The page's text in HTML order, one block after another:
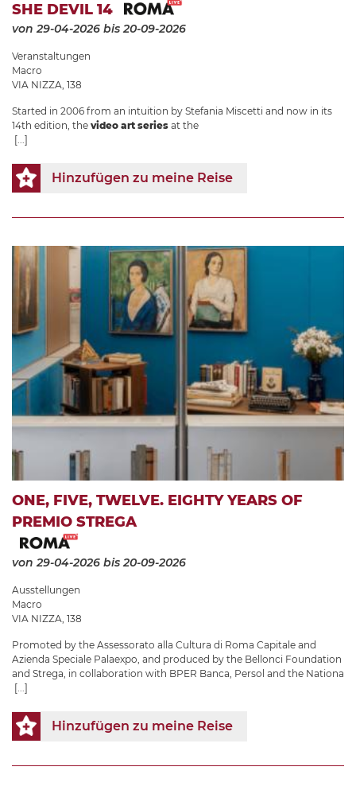
SHE DEVIL 14
von 29-04-2026 bis 20-09-2026
Veranstaltungen
Macro
VIA NIZZA, 138
Started in 2006 from an intuition by Stefania Miscetti and now in its
14th edition, the video art series at the
[...]
Hinzufügen zu meine Reise
ONE, FIVE, TWELVE. EIGHTY YEARS OF
PREMIO STREGA
von 29-04-2026 bis 20-09-2026
Ausstellungen
Macro
VIA NIZZA, 138
Promoted by the Assessorato alla Cultura di Roma Capitale and
Azienda Speciale Palaexpo, and produced by the Bellonci Foundation
and Strega, in collaboration with BPER Banca, Persol and the Nationa
[...]
Hinzufügen zu meine Reise